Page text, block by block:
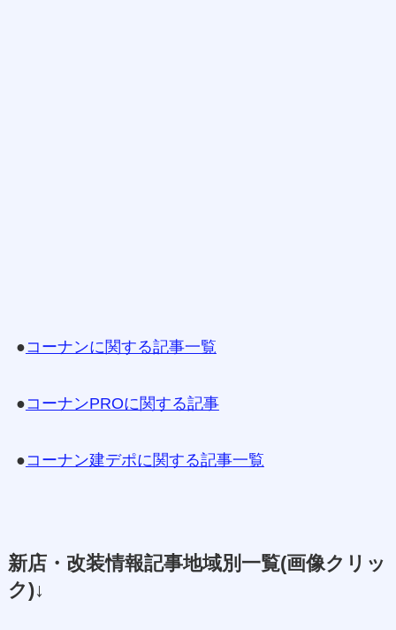
●コーナンに関する記事一覧
●コーナンPROに関する記事
●コーナン建デポに関する記事一覧
新店・改装情報記事地域別一覧(画像クリッ
ク)↓